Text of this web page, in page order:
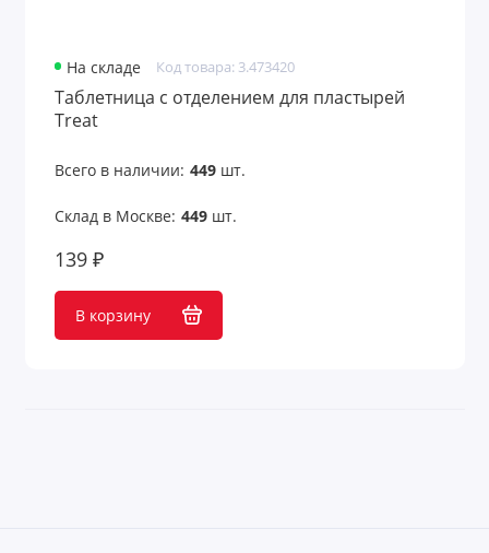
На складе Код товара: 3.473420
Таблетница с отделением для пластырей
Treat
Всего в наличии: 449шт.
Склад в Москве: 449шт.
139 ₽
В корзину